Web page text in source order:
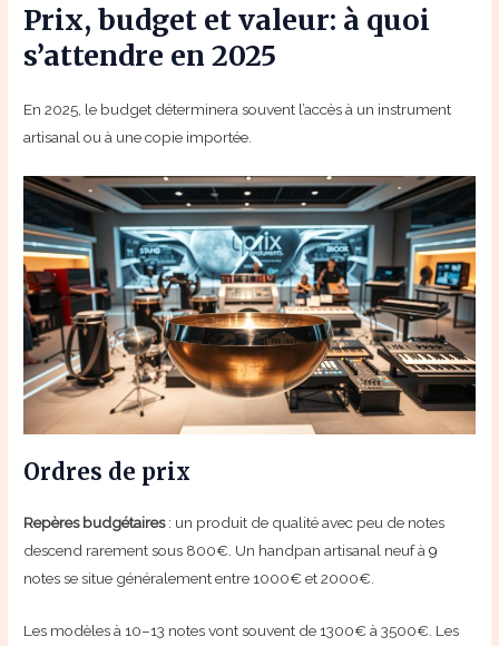
Prix, budget et valeur: à quoi
s’attendre en 2025
En 2025, le budget déterminera souvent l’accès à un instrument
artisanal ou à une copie importée.
Ordres de prix
Repères budgétaires: un produit de qualité avec peu de notes
descend rarement sous 800€. Un handpan artisanal neuf à9
notes se situe généralement entre 1000€ et 2000€.
Les modèles à 10–13 notes vont souvent de 1300€ à 3500€. Les